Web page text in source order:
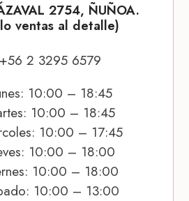
2754, ÑUÑOA.
ventas al detalle)
+56 2 3295 6579
10:00 – 18:45
10:00 – 18:45
10:00 – 17:45
10:00 – 18:00
10:00 – 18:00
10:00 – 13:00